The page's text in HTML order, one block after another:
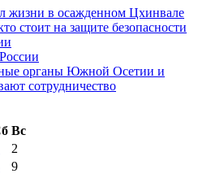
№98 5 июля 2014 г(10)
г
г(14) №98+99 11 июля
№99 4 августа
8 июля 2014 г
(11)
(12)
жизни в осажденном Цхинвале
стоит на защите безопасности
органы Южной Осетии и
сотрудничество
Вс
2
9